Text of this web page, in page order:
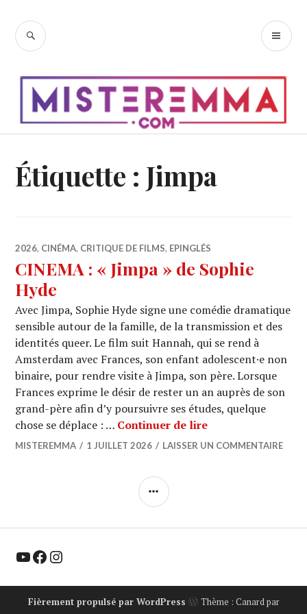
contenu
RECHERCHE
Étiquette : Jimpa
2026, CINÉMA, CRITIQUE DE FILMS, EPINGLÉS
CINEMA : « Jimpa » de Sophie
Hyde
Avec Jimpa, Sophie Hyde signe une comédie dramatique
sensible autour de la famille, de la transmission et des
identités queer. Le film suit Hannah, qui se rend à
Amsterdam avec Frances, son enfant adolescent·e non
binaire, pour rendre visite à Jimpa, son père. Lorsque
Frances exprime le désir de rester un an auprès de son
grand-père afin d’y poursuivre ses études, quelque
chose se déplace : … Continuer de lireCINEMA : « Jimpa
MISTEREMMA 1 JUILLET 2026 LAISSER UN COMMENTAIRE
COLONNE
YouTube Facebook Instagram
Fièrement propulsé par WordPress
Thème : Canard par